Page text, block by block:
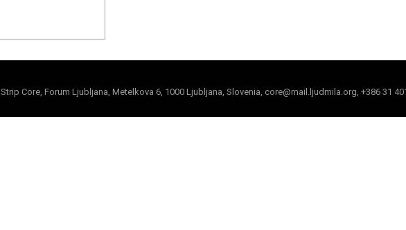
. Strip Core, Forum Ljubljana, Metelkova 6, 1000 Ljubljana, Slovenia, core@mail.ljudmila.org, +386 31